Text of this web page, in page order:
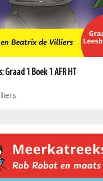
1 Boek 1 AFR HT